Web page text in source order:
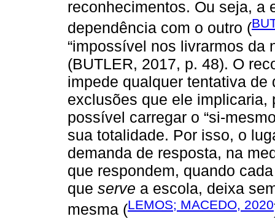
reconhecimentos. Ou seja, a
dependência com o outro (
“impossível nos livrarmos da
(BUTLER, 2017, p. 48). O
impede qualquer tentativa
exclusões que ele
possível carregar o “si-
sua totalidade. Por isso, o
demanda de resposta, na
que respondem, quando
que serve a escola, deixa
mesma (LEMOS; MACEDO, 2020